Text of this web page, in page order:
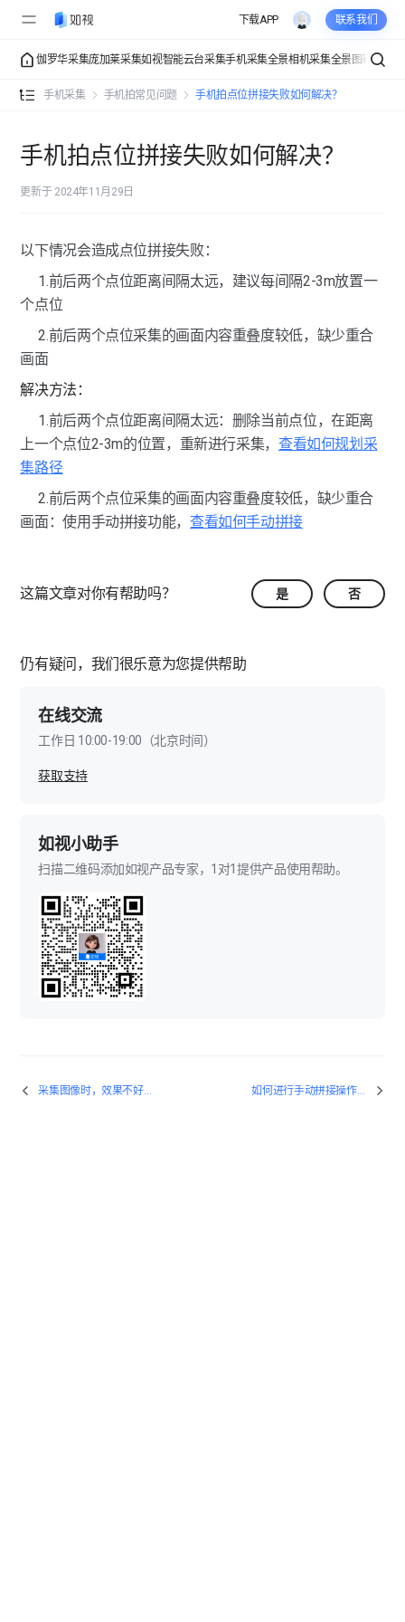
下载APP 联系我们
伽罗华采集庞加莱采集如视智能云台采集手机采集全景相机采集全景图转VR
手机采集 手机拍常见问题 手机拍点位拼接失败如何解决？
手机采集介绍
准备工作
手机拍进阶采集
获得更好的采集效果
手机拍常见问题
手机采集支持哪些手机型号？
采集图像时，效果不好如何解决？
如何进行手动拼接操作？
如何合理规划采集路径？
手机拍点位拼接失败如何解决？
更新于 2024年11月29日
以下情况会造成点位拼接失败：
1.前后两个点位距离间隔太远，建议每间隔2-3m放置一
个点位
2.前后两个点位采集的画面内容重叠度较低，缺少重合
画面
解决方法：
1.前后两个点位距离间隔太远：删除当前点位，在距离
上一个点位2-3m的位置，重新进行采集， 查看如何规划采
集路径
2.前后两个点位采集的画面内容重叠度较低，缺少重合
画面：使用手动拼接功能， 查看如何手动拼接
这篇文章对你有帮助吗？ 是 否
仍有疑问，我们很乐意为您提供帮助
在线交流
工作日 10:00-19:00（北京时间）
获取支持
如视小助手
扫描二维码添加如视产品专家，1对1提供产品使用帮助。
采集图像时，效果不好如何解决？ 如何进行手动拼接操作？